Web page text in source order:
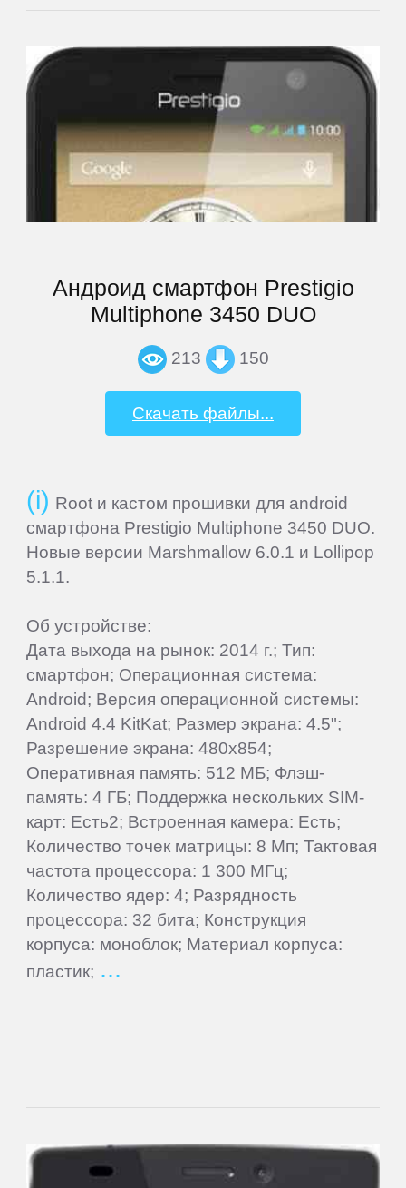
Андроид смартфон Prestigio
Multiphone 3450 DUO
213 150
Скачать файлы...
Root и кастом прошивки для android
смартфона Prestigio Multiphone 3450 DUO.
Новые версии Marshmallow 6.0.1 и Lollipop
5.1.1.
Об устройстве:
Дата выхода на рынок: 2014 г.; Тип:
смартфон; Операционная система:
Android; Версия операционной системы:
Android 4.4 KitKat; Размер экрана: 4.5";
Разрешение экрана: 480x854;
Оперативная память: 512 МБ; Флэш-
память: 4 ГБ; Поддержка нескольких SIM-
карт: Есть2; Встроенная камера: Есть;
Количество точек матрицы: 8 Мп; Тактовая
частота процессора: 1 300 МГц;
Количество ядер: 4; Разрядность
процессора: 32 бита; Конструкция
корпуса: моноблок; Материал корпуса:
пластик;
BQ-
Mobile
Bravis
Caterpillar
Digma
Fly
Flycat
Gigabyte
Ginzzu
Gionee
Goclever
Google
HTC